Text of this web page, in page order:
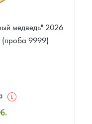
медведь" 2026
(проба 9999)